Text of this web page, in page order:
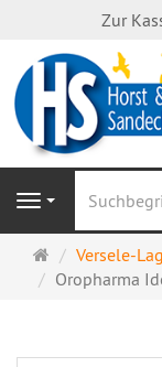
Zur
Navigation
Startseite
Versele-
Oropharma